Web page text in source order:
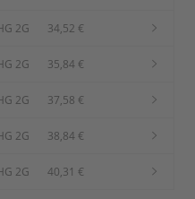
2G 34,52 €
2G 35,84 €
2G 37,58 €
2G 38,84 €
2G 40,31 €